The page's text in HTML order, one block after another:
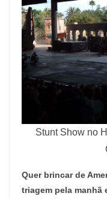
Stunt Show no
Quer brincar de
triagem pela manhã